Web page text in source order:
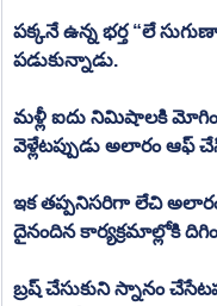
పక్కనే ఉన్న భర్త “లే
పడుకున్నాడు.
మళ్లీ ఐదు నిమిషాలకి
వెళ్లేటప్పుడు అలారం ఆఫ్
ఇక తప్పనిసరిగా లేచి
దైనందిన కార్యక్రమాల్లోకి
బ్రష్ చేసుకుని స్నానం